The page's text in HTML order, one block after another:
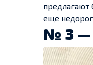
предлагают
еще
№ 3 —